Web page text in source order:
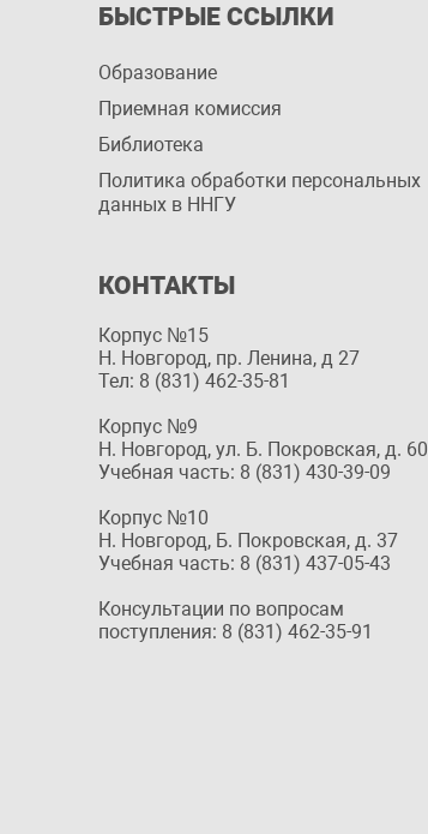
БЫСТРЫЕ ССЫЛКИ
Образование
Приемная комиссия
Библиотека
Политика обработки персональных
данных в ННГУ
КОНТАКТЫ
Корпус №15
Н. Новгород, пр. Ленина, д 27
Тел: 8 (831) 462-35-81
Корпус №9
Н. Новгород, ул. Б. Покровская, д. 60
Учебная часть: 8 (831) 430-39-09
Корпус №10
Н. Новгород, Б. Покровская, д. 37
Учебная часть: 8 (831) 437-05-43
Консультации по вопросам
поступления: 8 (831) 462-35-91